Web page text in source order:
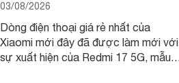
03/08/2026
Dòng điện thoại giá rẻ nhất của
Xiaomi mới đây đã được làm mới với
sự xuất hiện của Redmi 17 5G, mẫu